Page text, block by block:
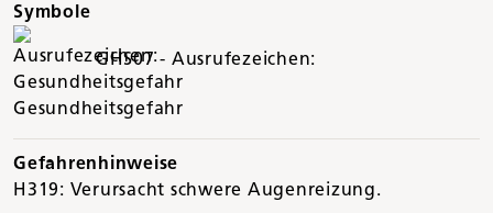
Symbole
GHS07 - Ausrufezeichen:
Gesundheitsgefahr
Gefahrenhinweise
H319: Verursacht schwere Augenreizung.